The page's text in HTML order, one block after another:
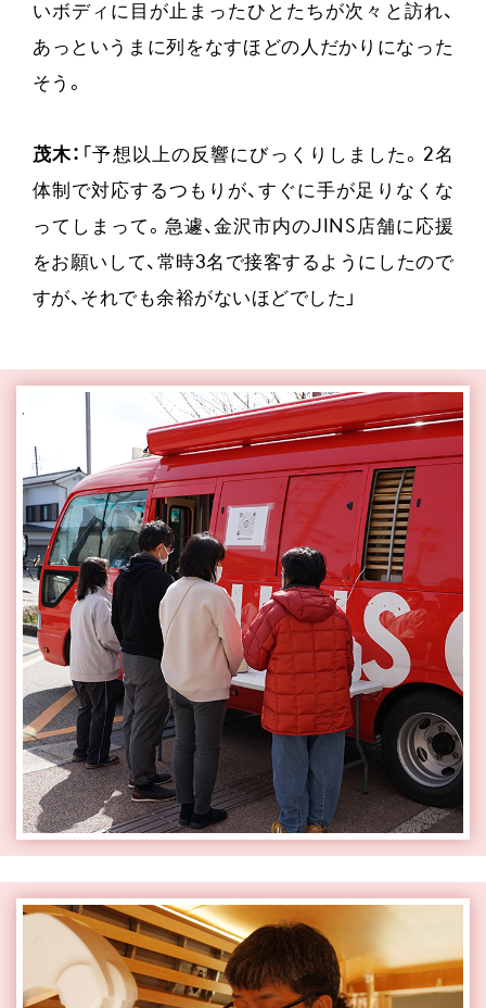
いボディに目が止まったひとたちが次々と訪れ、
あっというまに列をなすほどの人だかりになった
そう。
茂木： 「予想以上の反響にびっくりしました。2名
体制で対応するつもりが、すぐに手が足りなくな
ってしまって。急遽、金沢市内のJINS店舗に応援
をお願いして、常時3名で接客するようにしたので
すが、それでも余裕がないほどでした」